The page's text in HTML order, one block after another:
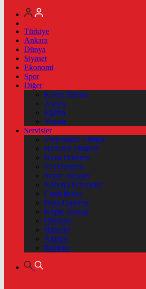
Türkiye
Ankara
Dünya
Siyaset
Ekonomi
Spor
Diğer
Kamu İlanları
Asayiş
Eğitim
Yaşam
Servisler
Vizyondaki Filmler
Haftanin Filmleri
Hava Durumu
Yol Durumu
Yayın Akışları
Nöbetçi Eczaneler
Canlı Borsa
Puan Durumu
Kripto Paralar
Dövizler
Hisseler
Altınlar
Pariteler